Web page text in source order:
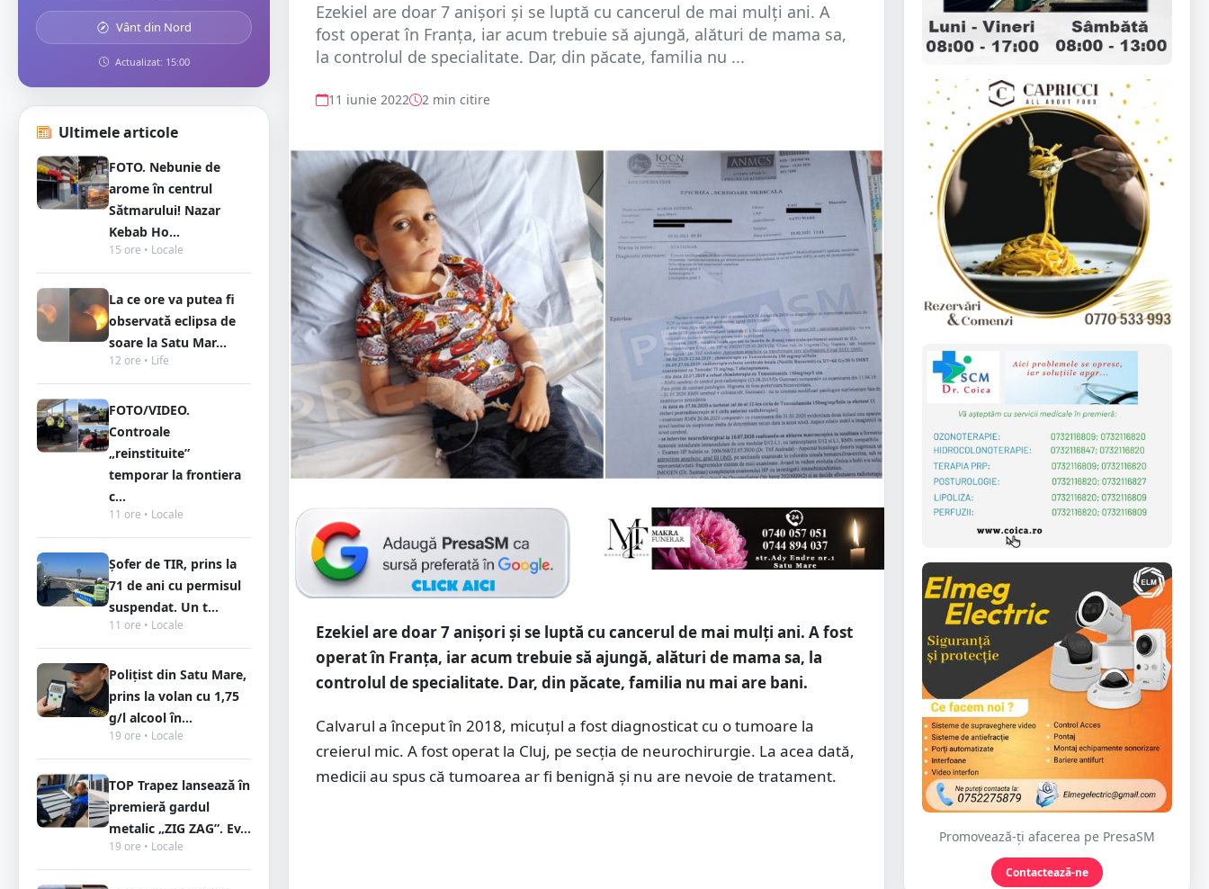
Vânt din Nord
Actualizat: 15:00
Ultimele articole
FOTO. Nebunie de
arome în centrul
Sătmarului! Nazar
Kebab Ho...
15 ore • Locale
La ce ore va putea fi
observată eclipsa de
soare la Satu Mar...
12 ore • Life
FOTO/VIDEO.
Controale
„reinstituite”
temporar la frontiera
c...
11 ore • Locale
Șofer de TIR, prins la
71 de ani cu permisul
suspendat. Un t...
11 ore • Locale
Polițist din Satu Mare,
prins la volan cu 1,75
g/l alcool în...
19 ore • Locale
TOP Trapez lansează în
premieră gardul
metalic „ZIG ZAG”. Ev...
19 ore • Locale
Ezekiel are doar 7 anișori și se luptă cu cancerul de mai mulți ani. A
fost operat în Franța, iar acum trebuie să ajungă, alături de mama sa,
la controlul de specialitate. Dar, din păcate, familia nu ...
11 iunie 2022 2 min citire
Ezekiel are doar 7 anișori și se luptă cu cancerul de mai mulți ani. A fost
operat în Franța, iar acum trebuie să ajungă, alături de mama sa, la
controlul de specialitate. Dar, din păcate, familia nu mai are bani.
Calvarul a început în 2018, micuțul a fost diagnosticat cu o tumoare la
creierul mic. A fost operat la Cluj, pe secția de neurochirurgie. La acea dată,
medicii au spus că tumoarea ar fi benignă și nu are nevoie de tratament.
Promovează-ți afacerea pe PresaSM
Contactează-ne